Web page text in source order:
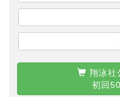
翔泳社
初回